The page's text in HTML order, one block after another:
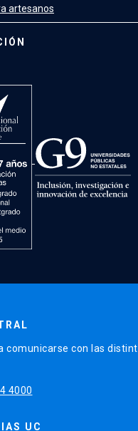
artesanos
comunicarse con las
4000
UC